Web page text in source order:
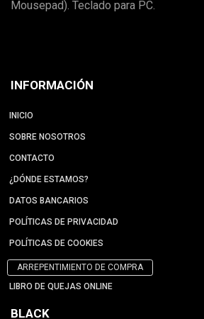
Mousepad). Teclado para PC.
INFORMACIÓN
INICIO
SOBRE NOSOTROS
CONTACTO
¿DÓNDE ESTAMOS?
DATOS BANCARIOS
POLÍTICAS DE PRIVACIDAD
POLÍTICAS DE COOKIES
ARREPENTIMIENTO DE COMPRA
LIBRO DE QUEJAS ONLINE
BLACK